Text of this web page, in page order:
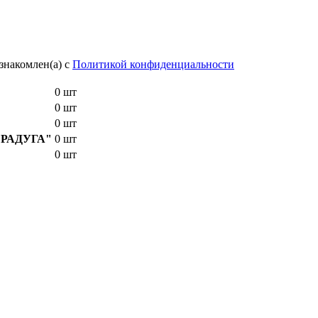
с Политикой конфиденциальности
0 шт
0 шт
0 шт
"РАДУГА" 0 шт
0 шт